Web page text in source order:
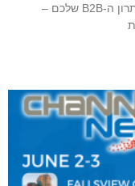
לשוק הצפון-אמריקאי מתכננים להתרחב עם פתרון ה-B2B שלכם –